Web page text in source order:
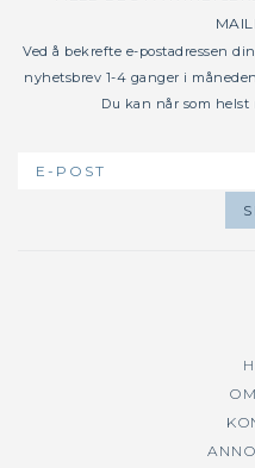
Ved å bekrefte e-postadressen
nyhetsbrev 1-4 ganger i
Du kan når som helst